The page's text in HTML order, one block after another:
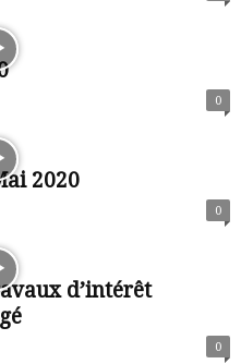
0
2020
0
d’intérêt
0